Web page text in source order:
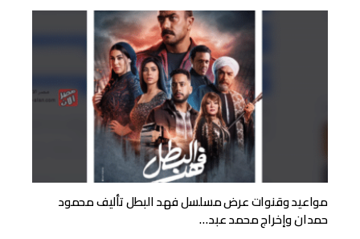
مواعيد وقنوات عرض مسلسل فهد البطل تأليف محمود
حمدان وإخراج محمد عبد…